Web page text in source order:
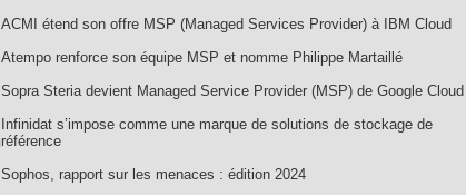
ACMI étend son offre MSP (Managed Services Provider) à IBM Cloud
Atempo renforce son équipe MSP et nomme Philippe Martaillé
Sopra Steria devient Managed Service Provider (MSP) de Google Cloud
Infinidat s’impose comme une marque de solutions de stockage de
référence
Sophos, rapport sur les menaces : édition 2024